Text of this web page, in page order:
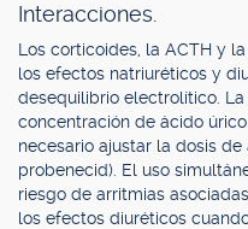
Interacciones.
Los corticoides, la ACTH y
los efectos natriuréticos y
desequilibrio electrolítico.
concentración de ácido
necesario ajustar la dosis
probenecid). El uso
riesgo de arritmias
los efectos diuréticos